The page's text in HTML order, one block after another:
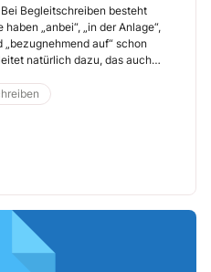
Begleitschreiben besteht
„anbei“, „in der Anlage“,
„bezugnehmend auf“ schon
natürlich dazu, das auch
zeigen Ihnen, wie Sie Ihre
und ihnen durch eine